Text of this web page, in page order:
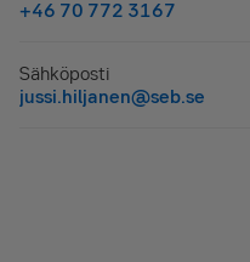
+46 70 772 3167
Sähköposti
jussi.hiljanen@seb.se